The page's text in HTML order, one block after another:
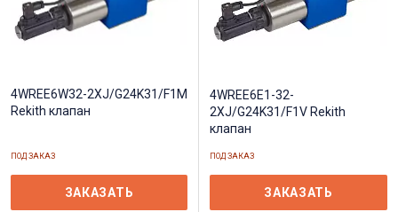
4WREE6W32-2XJ/G24K31/F1M
Rekith клапан
ПОД ЗАКАЗ
ЗАКАЗАТЬ
4WREE6E1-32-
2XJ/G24K31/F1V Rekith
клапан
ПОД ЗАКАЗ
ЗАКАЗАТЬ